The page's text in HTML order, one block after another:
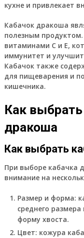
кухне и привлекает
Кабачок дракоша
полезным
витаминами C и Е,
иммунитет и
Кабачок также
для пищеварения и
кишечника.
Как выбрать
дракоша
Как выбрать
При выборе кабачка
внимание на
Размер и форма:
среднего
форму хвоста.
Цвет: кожура